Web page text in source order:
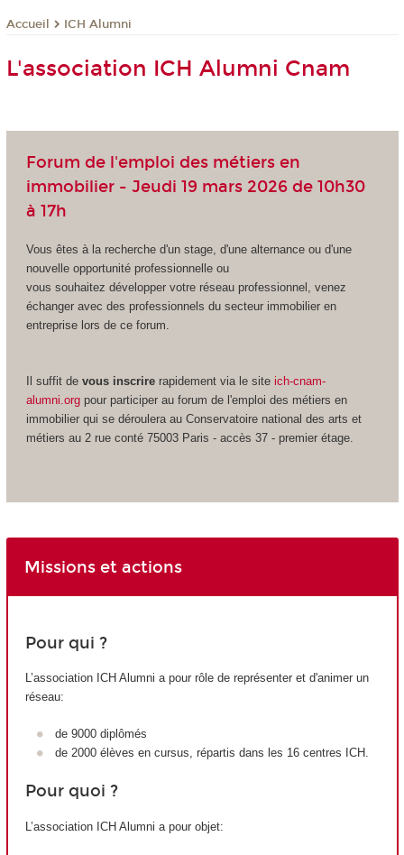
Accueil ICH Alumni
L'association ICH Alumni Cnam
Forum de l'emploi des métiers en
immobilier - Jeudi 19 mars 2026 de 10h30
à 17h
Vous êtes à la recherche d'un stage, d'une alternance ou d'une
nouvelle opportunité professionnelle ou
vous souhaitez développer votre réseau professionnel, venez
échanger avec des professionnels du secteur immobilier en
entreprise lors de ce forum.
Il suffit de vous inscrire rapidement via le site ich-cnam-
alumni.org pour participer au forum de l'emploi des métiers en
immobilier qui se déroulera au Conservatoire national des arts et
métiers au 2 rue conté 75003 Paris - accès 37 - premier étage.
Missions et actions
Pour qui ?
L’association ICH Alumni a pour rôle de représenter et d'animer un
réseau:
de 9000 diplômés
de 2000 élèves en cursus, répartis dans les 16 centres ICH.
Pour quoi ?
L’association ICH Alumni a pour objet: